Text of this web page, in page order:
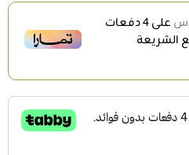
على4دفعات
الشريعة